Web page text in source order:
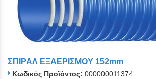
ΣΠΙΡΑΛ ΕΞΑΕΡΙΣΜΟΥ 152mm
Κωδικός Προϊόντος: 000000011374